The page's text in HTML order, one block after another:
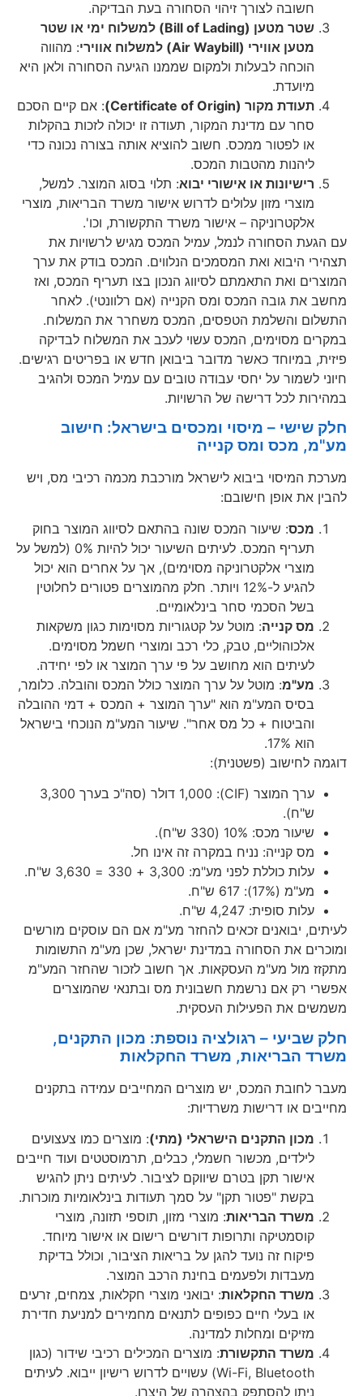
חשובה לצורך זיהוי הסחורה בעת הבדיקה.
שטר מטען (Bill of Lading) למשלוח ימי או שטר
מטען אווירי (Air Waybill) למשלוח אווירי
: מהווה
הוכחה לבעלות ולמקום שממנו הגיעה הסחורה ולאן היא
מיועדת.
תעודת מקור (Certificate of Origin)
: אם קיים הסכם
סחר עם מדינת המקור, תעודה זו יכולה לזכות בהקלות
או לפטור ממכס. חשוב להוציא אותה בצורה נכונה כדי
ליהנות מהטבות המכס.
רישיונות או אישורי יבוא: תלוי בסוג המוצר. למשל,
מוצרי מזון עלולים לדרוש אישור משרד הבריאות, מוצרי
אלקטרוניקה – אישור משרד התקשורת, וכו'.
עם הגעת הסחורה לנמל, עמיל המכס מגיש לרשויות את
תצהירי היבוא ואת המסמכים הנלווים. המכס בודק את ערך
המוצרים ואת התאמתם לסיווג הנכון בצו תעריף המכס, ואז
מחשב את גובה המכס ומס הקנייה (אם רלוונטי). לאחר
התשלום והשלמת הטפסים, המכס משחרר את המשלוח.
במקרים מסוימים, המכס עשוי לעכב את המשלוח לבדיקה
פיזית, במיוחד כאשר מדובר ביבואן חדש או בפריטים רגישים.
חיוני לשמור על יחסי עבודה טובים עם עמיל המכס ולהגיב
במהירות לכל דרישה של הרשויות.
חלק שישי – מיסוי ומכסים בישראל: חישוב
מע"מ, מכס ומס קנייה
מערכת המיסוי ביבוא לישראל מורכבת מכמה רכיבי מס, ויש
להבין את אופן חישובם:
מכס: שיעור המכס שונה בהתאם לסיווג המוצר בחוק
תעריף המכס. לעיתים השיעור יכול להיות 0% (למשל על
מוצרי אלקטרוניקה מסוימים), אך על אחרים הוא יכול
להגיע ל-12% ויותר. חלק מהמוצרים פטורים לחלוטין
בשל הסכמי סחר בינלאומיים.
מס קנייה: מוטל על קטגוריות מסוימות כגון משקאות
אלכוהוליים, טבק, כלי רכב ומוצרי חשמל מסוימים.
לעיתים הוא מחושב על פי ערך המוצר או לפי יחידה.
מע"מ: מוטל על ערך המוצר כולל המכס והובלה. כלומר,
בסיס המע"מ הוא "ערך המוצר + המכס + דמי ההובלה
והביטוח + כל מס אחר". שיעור המע"מ הנוכחי בישראל
הוא 17%.
דוגמה לחישוב (פשטנית):
ערך המוצר (CIF): 1,000 דולר (סה"כ בערך 3,300
ש"ח).
שיעור מכס: 10% (330 ש"ח).
מס קנייה: נניח במקרה זה אינו חל.
עלות כוללת לפני מע"מ: 3,300 + 330 = 3,630 ש"ח.
מע"מ (17%): 617 ש"ח.
עלות סופית: 4,247 ש"ח.
לעיתים, יבואנים זכאים להחזר מע"מ אם הם עוסקים מורשים
ומוכרים את הסחורה במדינת ישראל, שכן מע"מ התשומות
מתקזז מול מע"מ העסקאות. אך חשוב לזכור שהחזר המע"מ
אפשרי רק אם נרשמת חשבונית מס ובתנאי שהמוצרים
משמשים את הפעילות העסקית.
חלק שביעי – רגולציה נוספת: מכון התקנים,
משרד הבריאות, משרד החקלאות
מעבר לחובת המכס, יש מוצרים המחייבים עמידה בתקנים
מחייבים או דרישות משרדיות:
מכון התקנים הישראלי (מתי): מוצרים כמו צעצועים
לילדים, מכשור חשמלי, כבלים, תרמוסטטים ועוד חייבים
אישור תקן בטרם שיווקם לציבור. לעיתים ניתן להגיש
בקשת "פטור תקן" על סמך תעודות בינלאומיות מוכרות.
משרד הבריאות: מוצרי מזון, תוספי תזונה, מוצרי
קוסמטיקה ותרופות דורשים רישום או אישור מיוחד.
פיקוח זה נועד להגן על בריאות הציבור, וכולל בדיקת
מעבדות ולפעמים בחינת הרכב המוצר.
משרד החקלאות: יבואני מוצרי חקלאות, צמחים, זרעים
או בעלי חיים כפופים לתנאים מחמירים למניעת חדירת
מזיקים ומחלות למדינה.
משרד התקשורת: מוצרים המכילים רכיבי שידור (כגון
Wi-Fi, Bluetooth) עשויים לדרוש רישיון ייבוא. לעיתים
ניתן להסתפק בהצהרה של היצרן.